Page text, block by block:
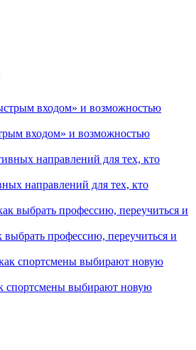
входом» и возможностью
направлений для тех, кто
профессию, переучиться и
спортсмены выбирают новую